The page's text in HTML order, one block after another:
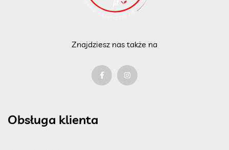
Znajdziesz nas także na
Obsługa klienta